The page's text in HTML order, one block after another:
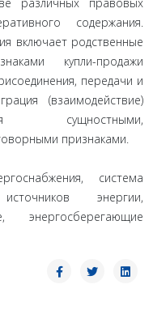
содержания.
включает родственные
купли-продажи
передачи и
(взаимодействие)
сущностными,
признаками.
система
энергии,
энергосберегающие